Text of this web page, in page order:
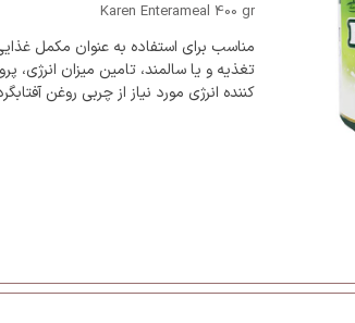
Karen Enterameal 400 gr
مناسب برای استفاده به عنوان مکمل
تغذیه و یا سالمند، تامین میزان انرژی،
کننده انرژی مورد نیاز از چربی روغن